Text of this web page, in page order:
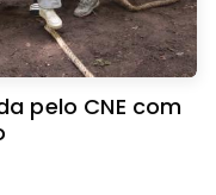
CNE com